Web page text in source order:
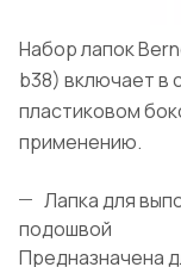
Набор лапок
b38) включает в
пластиковом
применению.
Лапка для
подошвой
Предназначена